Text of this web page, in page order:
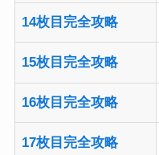
14枚目完全攻略
15枚目完全攻略
16枚目完全攻略
17枚目完全攻略